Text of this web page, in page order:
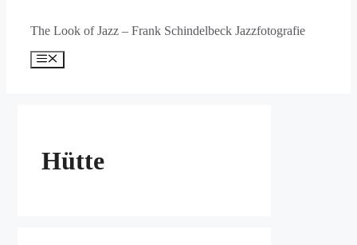
The Look of Jazz – Frank Schindelbeck Jazzfotografie
Menü
Hütte